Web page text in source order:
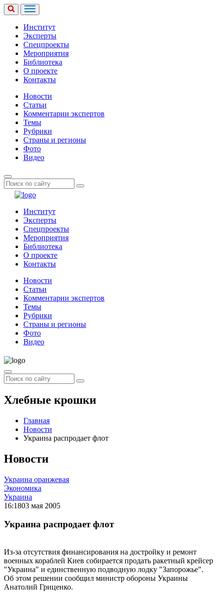
Институт
Эксперты
Спецпроекты
Мероприятия
Библиотека
О проекте
Контакты
Новости
Статьи
Комментарии экспертов
Темы
Рубрики
Страны и регионы
Фото
Видео
Институт
Эксперты
Спецпроекты
Мероприятия
Библиотека
О проекте
Контакты
Новости
Статьи
Комментарии экспертов
Темы
Рубрики
Страны и регионы
Фото
Видео
Хлебные крошки
Главная
Новости
Украина распродает флот
Новости
Украина оранжевая
Экономика
Украина
16:1803 мая 2005
Украина распродает флот
Из-за отсутствия финансирования на достройку и ремонт
военных кораблей Киев собирается продать ракетный крейсер
"Украина" и единственную подводную лодку "Запорожье".
Об этом решении сообщил министр обороны Украины
Анатолий Гриценко.